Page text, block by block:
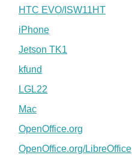
HTC EVO/ISW11HT
iPhone
Jetson TK1
kfund
LGL22
Mac
OpenOffice.org
OpenOffice.org/LibreOffice